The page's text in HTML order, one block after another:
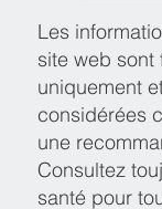
Les
site web sont
uniquement
considérées
une
Consultez
santé pour